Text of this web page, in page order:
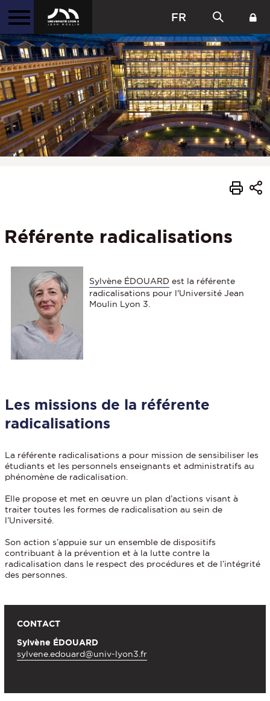
FR
Référente radicalisations
Sylvène ÉDOUARD est la référente
radicalisations pour l'Université Jean
Moulin Lyon 3.
Les missions de la référente
radicalisations
La référente radicalisations a pour mission de sensibiliser les
étudiants et les personnels enseignants et administratifs au
phénomène de radicalisation.
Elle propose et met en œuvre un plan d’actions visant à
traiter toutes les formes de radicalisation au sein de
l’Université.
Son action s’appuie sur un ensemble de dispositifs
contribuant à la prévention et à la lutte contre la
radicalisation dans le respect des procédures et de l’intégrité
des personnes.
CONTACT
Sylvène ÉDOUARD
sylvene.edouard@univ-lyon3.fr